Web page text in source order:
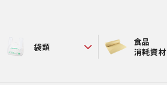
袋類
食品
消耗資材